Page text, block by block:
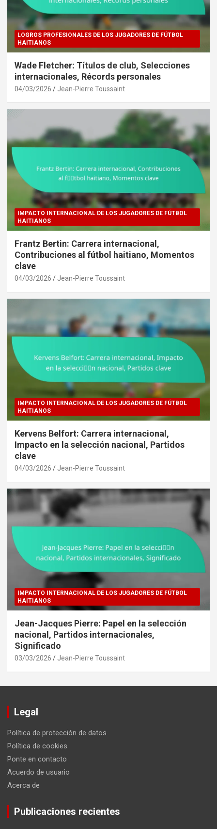
LOGROS PROFESIONALES DE LOS JUGADORES DE FÚTBOL
HAITIANOS
Wade Fletcher: Títulos de club, Selecciones
internacionales, Récords personales
04/03/2026 Jean-Pierre Toussaint
IMPACTO INTERNACIONAL DE LOS JUGADORES DE FÚTBOL
HAITIANOS
Frantz Bertin: Carrera internacional,
Contribuciones al fútbol haitiano, Momentos
clave
04/03/2026 Jean-Pierre Toussaint
IMPACTO INTERNACIONAL DE LOS JUGADORES DE FÚTBOL
HAITIANOS
Kervens Belfort: Carrera internacional,
Impacto en la selección nacional, Partidos
clave
04/03/2026 Jean-Pierre Toussaint
IMPACTO INTERNACIONAL DE LOS JUGADORES DE FÚTBOL
HAITIANOS
Jean-Jacques Pierre: Papel en la selección
nacional, Partidos internacionales,
Significado
03/03/2026 Jean-Pierre Toussaint
Legal
Política de protección de datos
Política de cookies
Ponte en contacto
Acuerdo de usuario
Acerca de
Publicaciones recientes